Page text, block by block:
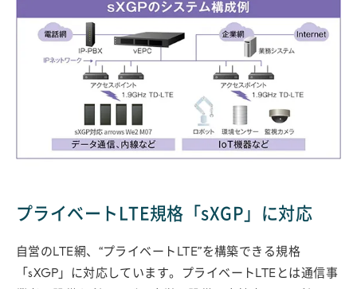
プライベートLTE規格「sXGP」に対応
自営のLTE網、“プライベートLTE”を構築できる規格
「sXGP」に対応しています。プライベートLTEとは通信事